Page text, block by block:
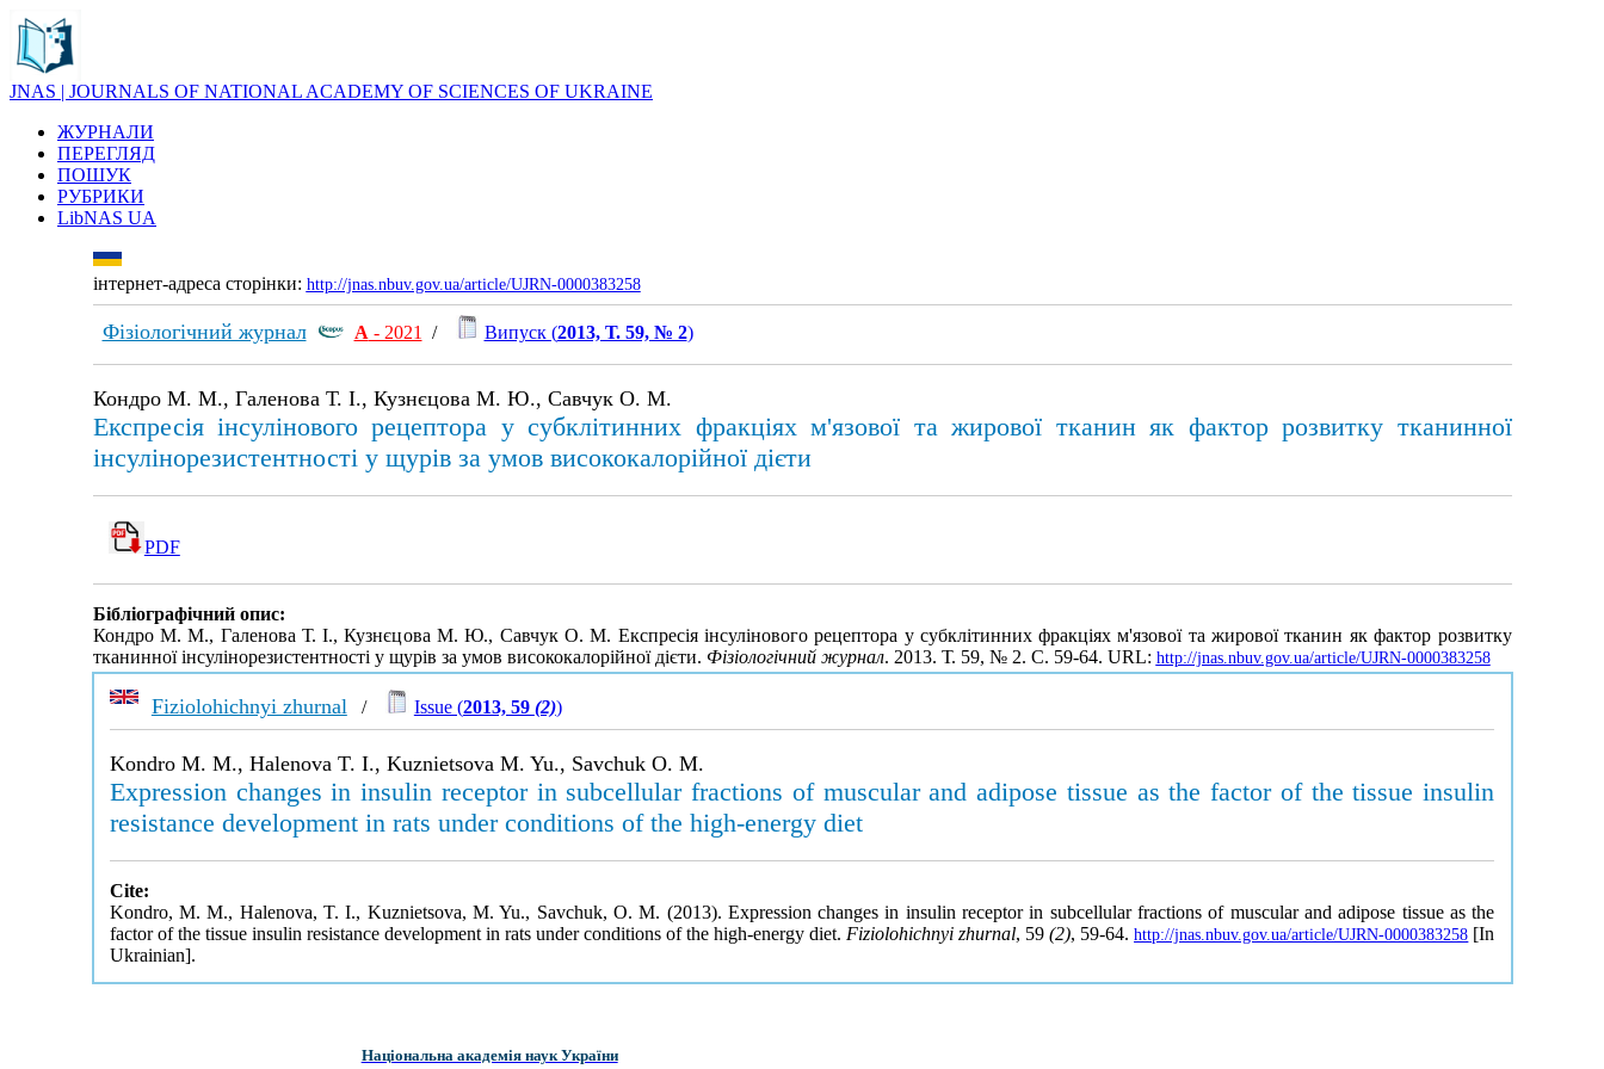
JNAS | JOURNALS OF NATIONAL ACADEMY OF SCIENCES OF UKRAINE
ЖУРНАЛИ
ПЕРЕГЛЯД
ПОШУК
РУБРИКИ
LibNAS UA
інтернет-адреса сторінки: http://jnas.nbuv.gov.ua/article/UJRN-0000383258
Фізіологічний журнал А - 2021 / Випуск (2013, Т. 59, № 2)
Кондро М. М., Галенова Т. І., Кузнєцова М. Ю., Савчук О. М.
Експресія інсулінового рецептора у субклітинних фракціях м'язової та жирової тканин як фактор розвитку тканинної
інсулінорезистентності у щурів за умов висококалорійної дієти
PDF
Бібліографічний опис:
Кондро М. М., Галенова Т. І., Кузнєцова М. Ю., Савчук О. М. Експресія інсулінового рецептора у субклітинних фракціях м'язової та жирової тканин як фактор розвитку
тканинної інсулінорезистентності у щурів за умов висококалорійної дієти. Фізіологічний журнал. 2013. Т. 59, № 2. С. 59-64. URL: http://jnas.nbuv.gov.ua/article/UJRN-0000383258
Fiziolohichnyi zhurnal / Issue (2013, 59 (2))
Kondro M. M., Halenova T. I., Kuznietsova M. Yu., Savchuk O. M.
Expression changes in insulin receptor in subcellular fractions of muscular and adipose tissue as the factor of the tissue insulin
resistance development in rats under conditions of the high-energy diet
Cite:
Kondro, M. M., Halenova, T. I., Kuznietsova, M. Yu., Savchuk, O. M. (2013). Expression changes in insulin receptor in subcellular fractions of muscular and adipose tissue as the
factor of the tissue insulin resistance development in rats under conditions of the high-energy diet. Fiziolohichnyi zhurnal, 59(2), 59-64.http://jnas.nbuv.gov.ua/article/UJRN-0000383258 [In
Ukrainian].
Національна академія наук України